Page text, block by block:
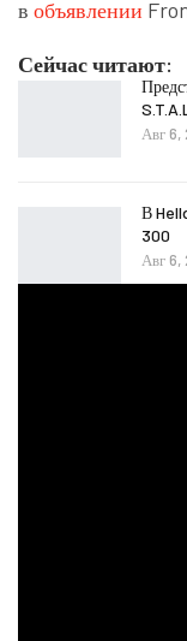
в объявлении
Сейчас читают:
Авг 6,
В
300
Авг 6,